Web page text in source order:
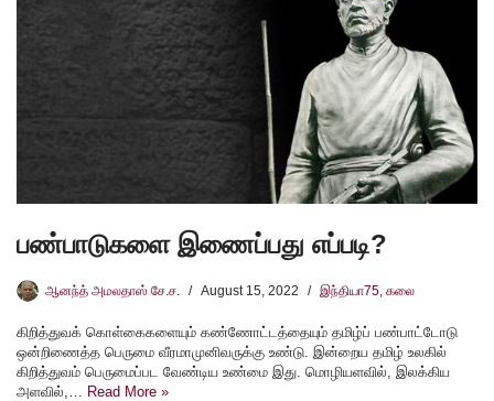
பண்பாடுகளை இணைப்பது எப்படி?
ஆனந்த் அமலதாஸ் சே.ச. August 15, 2022 இந்தியா75 கலை
கிறித்துவக் கொள்கைகளையும் கண்ணோட்டத்தையும் தமிழ்ப் பண்பாட்டோடு
ஒன்றிணைத்த பெருமை வீரமாமுனிவருக்கு உண்டு. இன்றைய தமிழ் உலகில்
கிறித்துவம் பெருமைப்பட வேண்டிய உண்மை இது. மொழியளவில், இலக்கிய
அளவில்,…
Read More »